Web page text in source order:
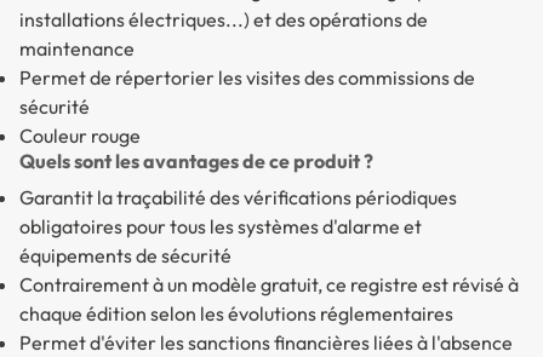
installations électriques...) et des opérations de
maintenance
Permet de répertorier les visites des commissions de
sécurité
Couleur rouge
Quels sont les avantages de ce produit ?
Garantit la traçabilité des vérifications périodiques
obligatoires pour tous les systèmes d'alarme et
équipements de sécurité
Contrairement à un modèle gratuit, ce registre est révisé à
chaque édition selon les évolutions réglementaires
Permet d'éviter les sanctions financières liées à l'absence